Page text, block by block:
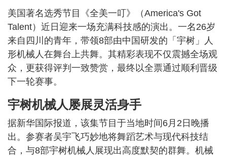
美国著名选秀节目《全美一叮》（America's Got
Talent）近日迎来一场充满科技感的演出。一名26岁
来自四川的青年，带领8部由中国研发的「宇树」人
形机械人在舞台上共舞。其精彩表现不仅震撼全场观
众，更获得评判一致赞赏，最终以全票通过顺利晋级
下一轮赛事。
宇树机械人屡展灵活身手
据新华国际报道，该集节目于当地时间6月2日晚播
出。参赛者吴宇飞巧妙地将舞蹈艺术与现代科技结
合，与8部宇树机械人展现出高度默契的群舞。机械